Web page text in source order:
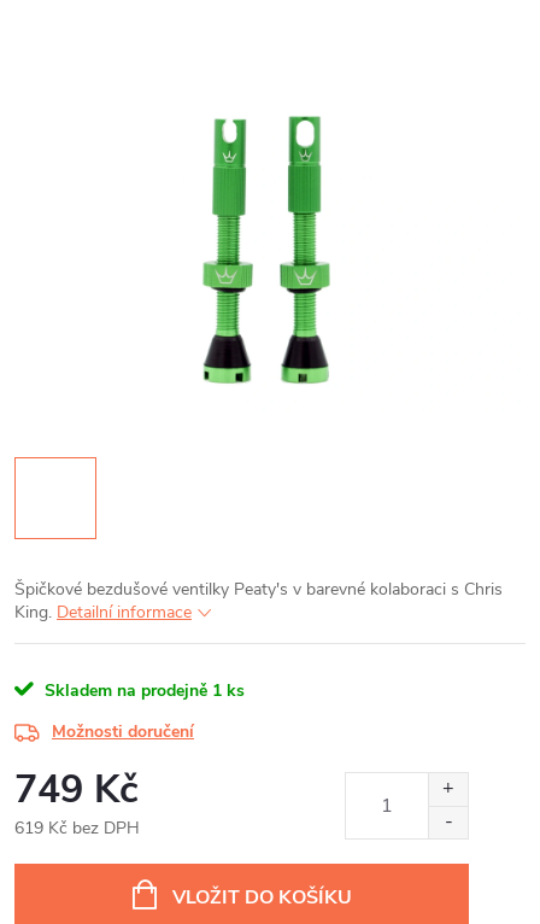
Špičkové bezdušové ventilky Peaty's v barevné kolaboraci s Chris
King. Detailní informace
Skladem na prodejně 1 ks
Možnosti doručení
749 Kč
619 Kč bez DPH
VLOŽIT DO KOŠÍKU